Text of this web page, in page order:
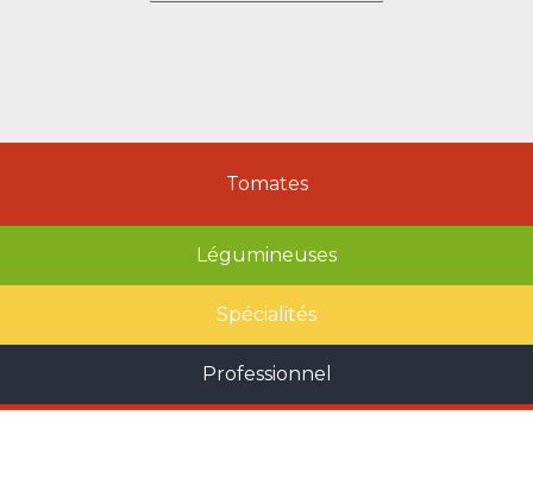
Tomates
Légumineuses
Spécialités
Professionnel